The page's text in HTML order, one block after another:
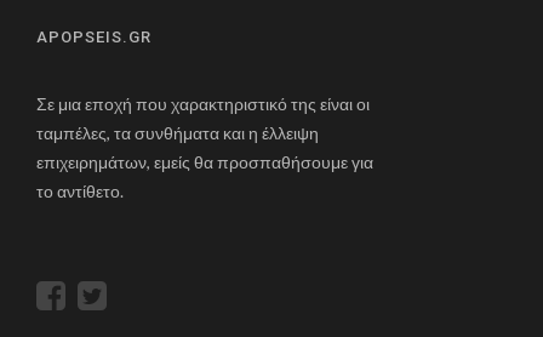
APOPSEIS.GR
Σε μια εποχή που χαρακτηριστικό της είναι οι
ταμπέλες, τα συνθήματα και η έλλειψη
επιχειρημάτων, εμείς θα προσπαθήσουμε για
το αντίθετο.